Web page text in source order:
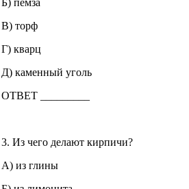
Б) пемза
В) торф
Г) кварц
Д) каменный уголь
ОТВЕТ _________
3. Из чего делают кирпичи?
А) из глины